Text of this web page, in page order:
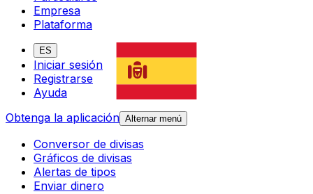
Empresa
Plataforma
ES
Iniciar sesión
Registrarse
Ayuda
Obtenga la aplicación Alternar menú
Conversor de divisas
Gráficos de divisas
Alertas de tipos
Enviar dinero